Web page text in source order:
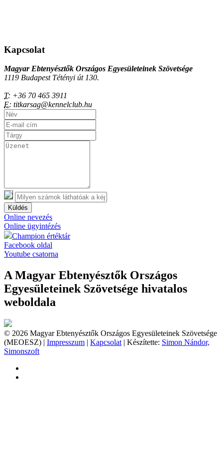
Kapcsolat
Magyar Ebtenyésztők Országos Egyesületeinek Szövetsége
1119 Budapest Tétényi út 130.
T: +36 70 465 3911
E: titkarsag@kennelclub.hu
Küldés
Online nevezés
Online ügyintézés
Champion értéktár
Facebook oldal
Youtube csatorna
A Magyar Ebtenyésztők Országos
Egyesületeinek Szövetsége hivatalos
weboldala
© 2026 Magyar Ebtenyésztők Országos Egyesületeinek Szövetsége
(MEOESZ) | Impresszum | Kapcsolat | Készítette: Simon Nándor,
Simonszoft